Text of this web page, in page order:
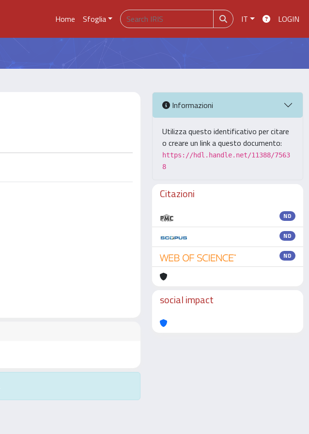
Home Sfoglia IT LOGIN
Informazioni
Utilizza questo identificativo per citare
o creare un link a questo documento:
https://hdl.handle.net/11388/7563
8
Citazioni
ND
ND
ND
social impact